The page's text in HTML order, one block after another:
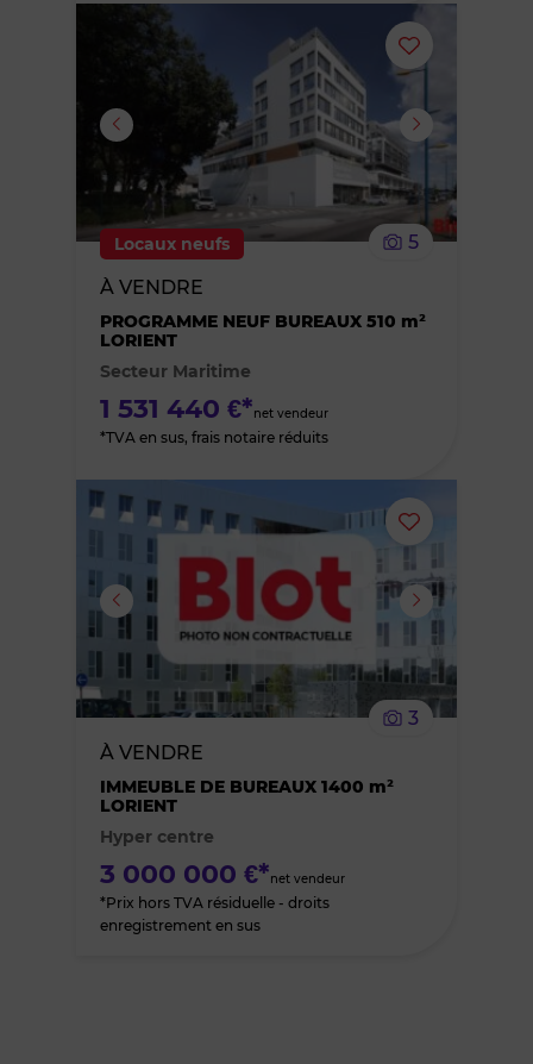
Ajouter
le
des
Locaux neufs
5
À VENDRE
PROGRAMME NEUF BUREAUX 510 m²
LORIENT
Secteur Maritime
1 531 440 €*net vendeur
*TVA en sus, frais notaire réduits
Ajouter
ou
supprimer
le
3
À VENDRE
IMMEUBLE DE BUREAUX 1400 m²
LORIENT
Hyper centre
3 000 000 €*net vendeur
*Prix hors TVA résiduelle - droits
enregistrement en sus